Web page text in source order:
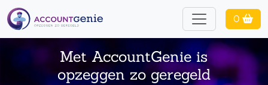
0
Met AccountGenie is
opzeggen zo geregeld